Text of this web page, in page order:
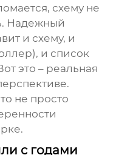
схему не
Надежный
и схему, и
и список
это – реальная
не просто
с годами